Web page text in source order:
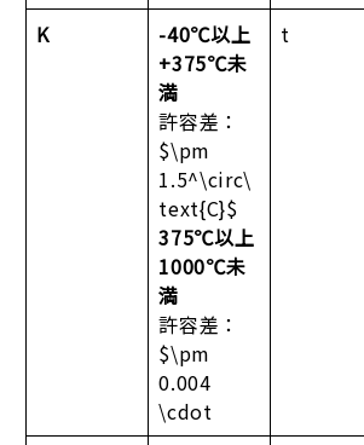
K
-40℃以上
+375℃未
満
許容差：
$\pm
1.5^\circ\
text{C}$
375℃以上
1000℃未
満
許容差：
$\pm
0.004
\cdot
t